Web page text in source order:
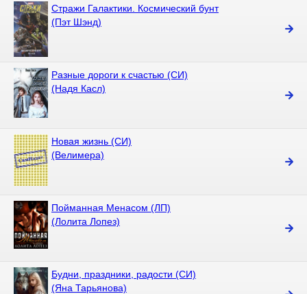
Стражи Галактики. Космический бунт
(Пэт Шэнд)
Разные дороги к счастью (СИ)
(Надя Касл)
Новая жизнь (СИ)
(Велимера)
Пойманная Менасом (ЛП)
(Лолита Лопез)
Будни, праздники, радости (СИ)
(Яна Тарьянова)